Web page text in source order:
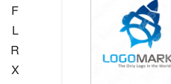
F
L
R
X
49,800円
(税込54,780円)